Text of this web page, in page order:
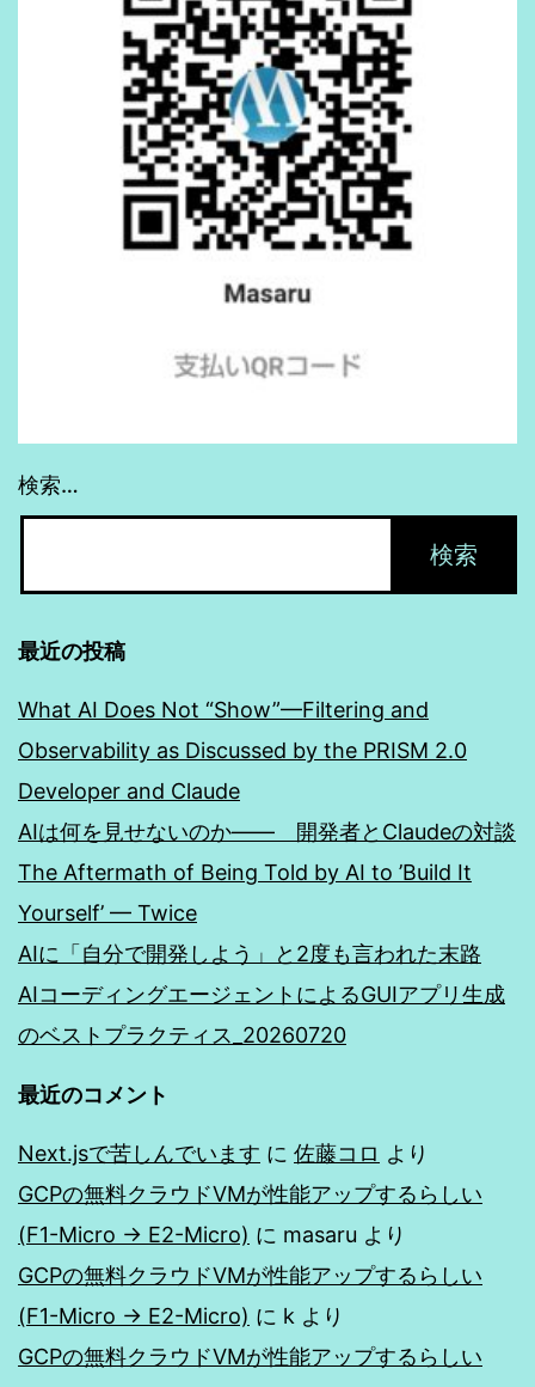
テ
ィ
強
化
検索…
最近の投稿
What AI Does Not “Show”—Filtering and
Observability as Discussed by the PRISM 2.0
Developer and Claude
AIは何を見せないのか―― 開発者とClaudeの対談
The Aftermath of Being Told by AI to ’Build It
Yourself’ — Twice
AIに「自分で開発しよう」と2度も言われた末路
AIコーディングエージェントによるGUIアプリ生成
のベストプラクティス_20260720
最近のコメント
Next.jsで苦しんでいます に 佐藤コロ より
GCPの無料クラウドVMが性能アップするらしい
(F1-Micro → E2-Micro) に masaru より
GCPの無料クラウドVMが性能アップするらしい
(F1-Micro → E2-Micro) に k より
GCPの無料クラウドVMが性能アップするらしい